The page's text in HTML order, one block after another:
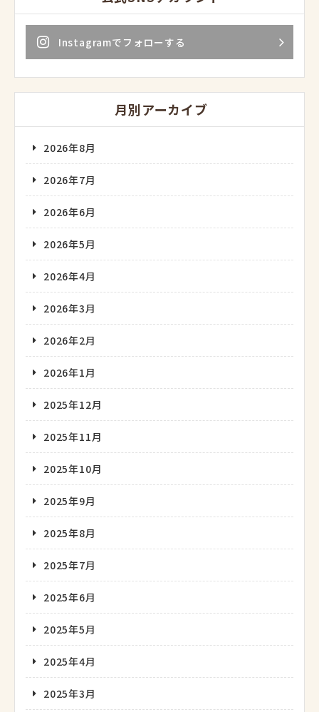
Instagramでフォローする
月別アーカイブ
2026年8月
2026年7月
2026年6月
2026年5月
2026年4月
2026年3月
2026年2月
2026年1月
2025年12月
2025年11月
2025年10月
2025年9月
2025年8月
2025年7月
2025年6月
2025年5月
2025年4月
2025年3月